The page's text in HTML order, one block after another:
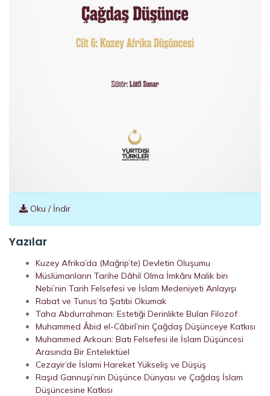
Oku / İndir
Yazılar
Kuzey Afrika’da (Mağrip’te) Devletin Oluşumu
Müslümanların Tarihe Dâhil Olma İmkânı Malik bin
Nebi’nin Tarih Felsefesi ve İslam Medeniyeti Anlayışı
Rabat ve Tunus’ta Şatıbi Okumak
Taha Abdurrahman: Estetiği Derinlikte Bulan Filozof
Muhammed Âbid el-Câbirî’nin Çağdaş Düşünceye Katkısı
Muhammed Arkoun: Batı Felsefesi ile İslam Düşüncesi
Arasında Bir Entelektüel
Cezayir’de İslami Hareket Yükseliş ve Düşüş
Raşid Gannuşi’nin Düşünce Dünyası ve Çağdaş İslam
Düşüncesine Katkısı